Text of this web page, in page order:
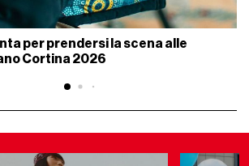
per prendersi la scena alle
Cortina 2026